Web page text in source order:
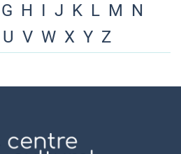
G H I J K L M N
U V W X Y Z